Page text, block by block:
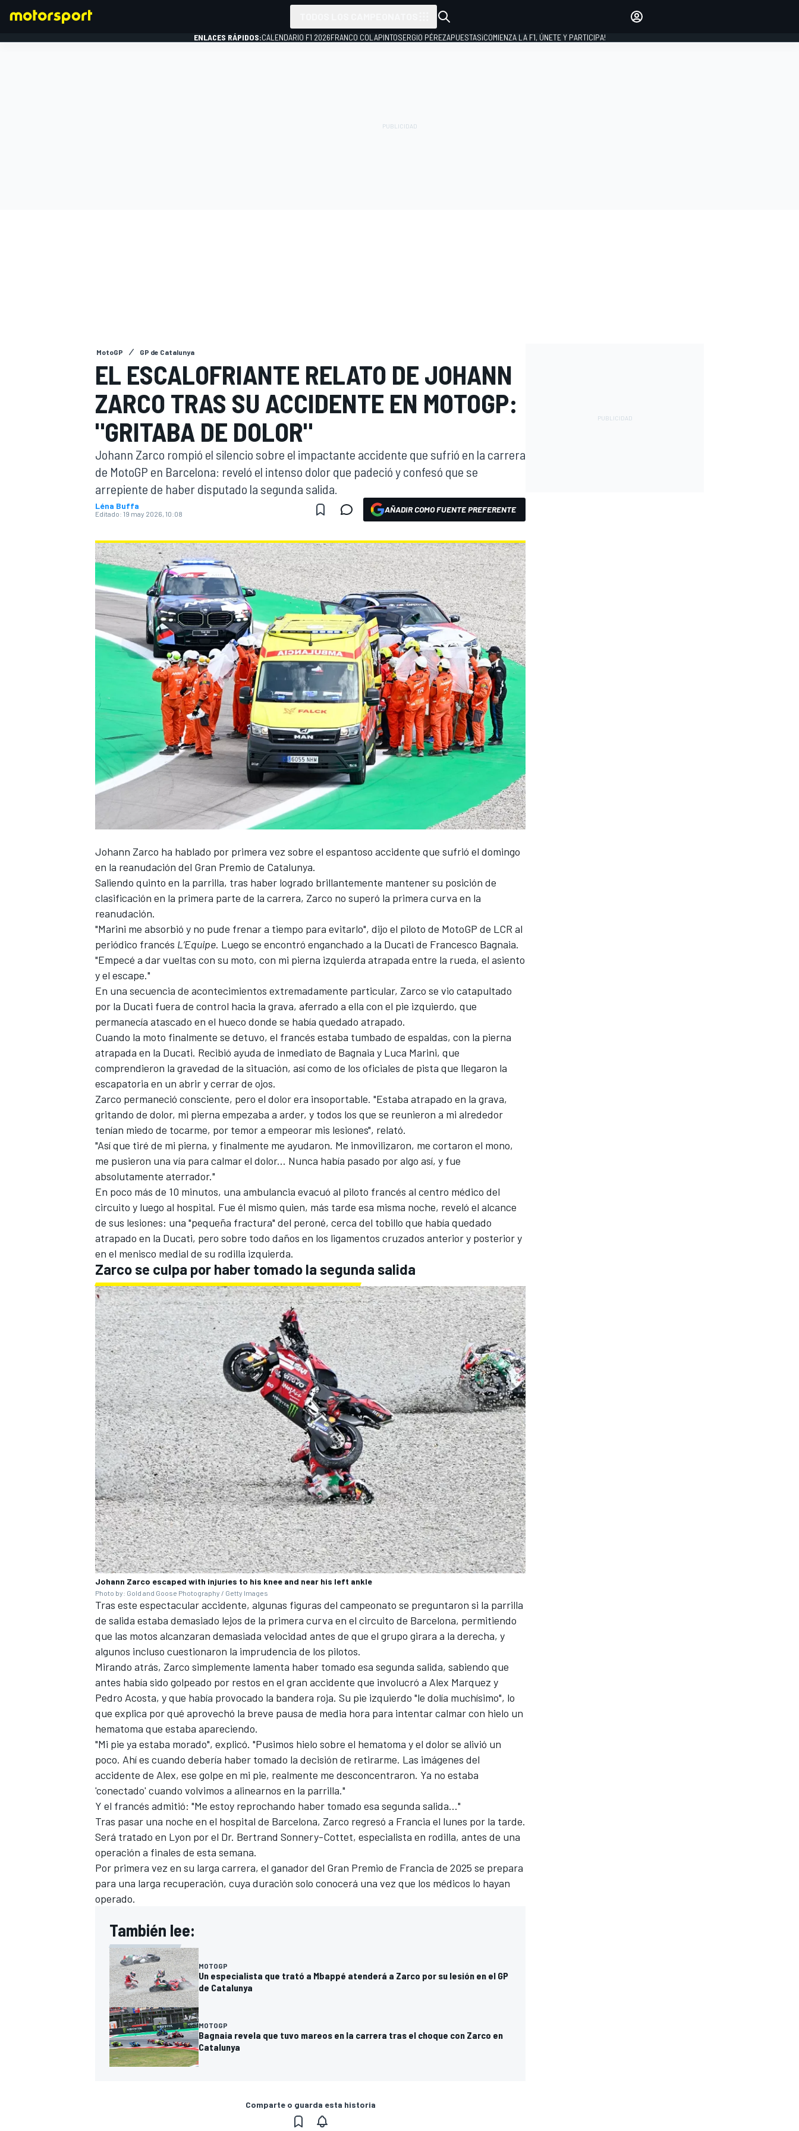
MOTOGP
NASCAR CUP
WRC
MÁS CATEGORÍAS
INICIAR SESIÓN
ENLACES RÁPIDOS:CALENDARIO F1 2026FRANCO COLAPINTOSERGIO PÉREZAPUESTAS¡COMIENZA LA F1, ÚNETE Y PARTICIPA!
MotoGP GP de Catalunya
EL ESCALOFRIANTE RELATO DE JOHANN
ZARCO TRAS SU ACCIDENTE EN MOTOGP:
"GRITABA DE DOLOR"
Johann Zarco rompió el silencio sobre el impactante accidente que sufrió en la carrera
de MotoGP en Barcelona: reveló el intenso dolor que padeció y confesó que se
arrepiente de haber disputado la segunda salida.
Léna Buffa
Editado: 19 may 2026, 10:08 AÑADIR COMO FUENTE PREFERENTE
Johann Zarco ha hablado por primera vez sobre el espantoso accidente que sufrió el domingo
en la reanudación del Gran Premio de Catalunya.
Saliendo quinto en la parrilla, tras haber logrado brillantemente mantener su posición de
clasificación en la primera parte de la carrera, Zarco no superó la primera curva en la
reanudación.
"Marini me absorbió y no pude frenar a tiempo para evitarlo", dijo el piloto de MotoGP de LCR al
periódico francés L’Equipe. Luego se encontró enganchado a la Ducati de Francesco Bagnaia.
"Empecé a dar vueltas con su moto, con mi pierna izquierda atrapada entre la rueda, el asiento
y el escape."
En una secuencia de acontecimientos extremadamente particular, Zarco se vio catapultado
por la Ducati fuera de control hacia la grava, aferrado a ella con el pie izquierdo, que
permanecía atascado en el hueco donde se había quedado atrapado.
Cuando la moto finalmente se detuvo, el francés estaba tumbado de espaldas, con la pierna
atrapada en la Ducati. Recibió ayuda de inmediato de Bagnaia y Luca Marini, que
comprendieron la gravedad de la situación, así como de los oficiales de pista que llegaron la
escapatoria en un abrir y cerrar de ojos.
Zarco permaneció consciente, pero el dolor era insoportable. "Estaba atrapado en la grava,
gritando de dolor, mi pierna empezaba a arder, y todos los que se reunieron a mi alrededor
tenían miedo de tocarme, por temor a empeorar mis lesiones", relató.
"Así que tiré de mi pierna, y finalmente me ayudaron. Me inmovilizaron, me cortaron el mono,
me pusieron una vía para calmar el dolor... Nunca había pasado por algo así, y fue
absolutamente aterrador."
En poco más de 10 minutos, una ambulancia evacuó al piloto francés al centro médico del
circuito y luego al hospital. Fue él mismo quien, más tarde esa misma noche, reveló el alcance
de sus lesiones: una "pequeña fractura" del peroné, cerca del tobillo que había quedado
atrapado en la Ducati, pero sobre todo daños en los ligamentos cruzados anterior y posterior y
en el menisco medial de su rodilla izquierda.
Zarco se culpa por haber tomado la segunda salida
Johann Zarco escaped with injuries to his knee and near his left ankle
Photo by: Gold and Goose Photography / Getty Images
Tras este espectacular accidente, algunas figuras del campeonato se preguntaron si la parrilla
de salida estaba demasiado lejos de la primera curva en el circuito de Barcelona, permitiendo
que las motos alcanzaran demasiada velocidad antes de que el grupo girara a la derecha, y
algunos incluso cuestionaron la imprudencia de los pilotos.
Mirando atrás, Zarco simplemente lamenta haber tomado esa segunda salida, sabiendo que
antes había sido golpeado por restos en el gran accidente que involucró a Alex Marquez y
Pedro Acosta, y que había provocado la bandera roja. Su pie izquierdo "le dolía muchísimo", lo
que explica por qué aprovechó la breve pausa de media hora para intentar calmar con hielo un
hematoma que estaba apareciendo.
"Mi pie ya estaba morado", explicó. "Pusimos hielo sobre el hematoma y el dolor se alivió un
poco. Ahí es cuando debería haber tomado la decisión de retirarme. Las imágenes del
accidente de Alex, ese golpe en mi pie, realmente me desconcentraron. Ya no estaba
'conectado' cuando volvimos a alinearnos en la parrilla."
Y el francés admitió: "Me estoy reprochando haber tomado esa segunda salida..."
Tras pasar una noche en el hospital de Barcelona, Zarco regresó a Francia el lunes por la tarde.
Será tratado en Lyon por el Dr. Bertrand Sonnery-Cottet, especialista en rodilla, antes de una
operación a finales de esta semana.
Por primera vez en su larga carrera, el ganador del Gran Premio de Francia de 2025 se prepara
para una larga recuperación, cuya duración solo conocerá una vez que los médicos lo hayan
operado.
También lee:
MOTOGP
Un especialista que trató a Mbappé atenderá a Zarco por su lesión en el GP
de Catalunya
MOTOGP
Bagnaia revela que tuvo mareos en la carrera tras el choque con Zarco en
Catalunya
Comparte o guarda esta historia